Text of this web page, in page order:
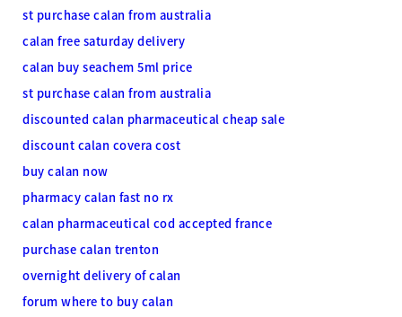
st purchase calan from australia
calan free saturday delivery
calan buy seachem 5ml price
st purchase calan from australia
discounted calan pharmaceutical cheap sale
discount calan covera cost
buy calan now
pharmacy calan fast no rx
calan pharmaceutical cod accepted france
purchase calan trenton
overnight delivery of calan
forum where to buy calan